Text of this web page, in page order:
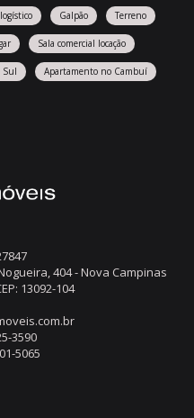
Galpão Terreno
Sala comercial locação
Sul Apartamento no Cambuí
404 - Nova Campinas
13092-104
3590
5065